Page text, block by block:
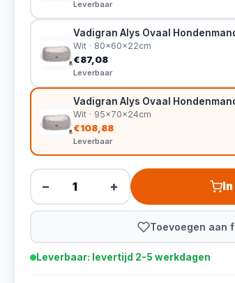
Leverbaar
Vadigran Alys Ovaal
Wit · 80x60x22cm
€87,08
Leverbaar
Vadigran Alys Ovaal
Wit · 95x70x24cm
€108,88
Leverbaar
− +
Toevoegen aan
Leverbaar: levertijd 2-5 werkdagen